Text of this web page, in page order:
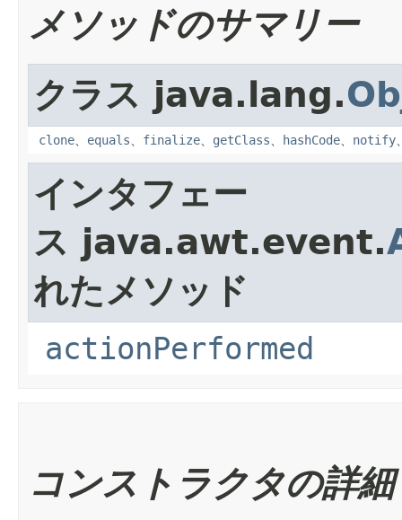
メソッドのサマリー
クラス java.lang.
clone、 equals、 finalize、 getClass、 hashCode、 notify
インタフェー
ス java.awt.event.
れたメソッド
actionPerformed
コンストラクタの詳細